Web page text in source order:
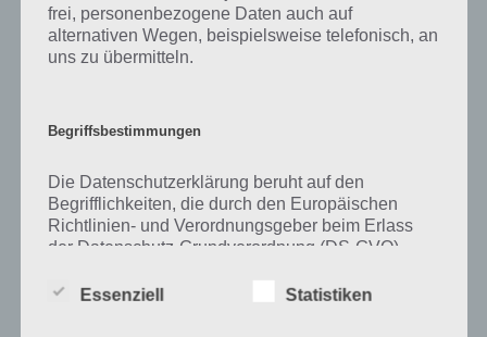
Tweet auf Twitter
Mehr Artikel hier auf Touchportal
frei, personenbezogene Daten auch auf
alternativen Wegen, beispielsweise telefonisch, an
uns zu übermitteln.
Begriffsbestimmungen
Die Datenschutzerklärung beruht auf den
Begrifflichkeiten, die durch den Europäischen
Richtlinien- und Verordnungsgeber beim Erlass
der Datenschutz-Grundverordnung (DS-GVO)
soll sowohl für die Öffentlichkeit als auch für
Essenziell Statistiken